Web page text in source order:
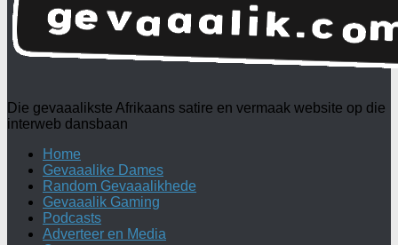
Die gevaaalikste Afrikaans satire en vermaak website op die
interweb dansbaan
Home
Gevaaalike Dames
Random Gevaaalikhede
Gevaaalik Gaming
Podcasts
Adverteer en Media